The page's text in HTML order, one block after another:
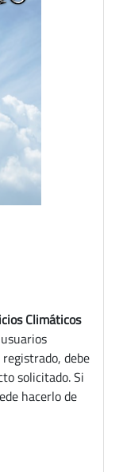
Climáticos
debe
solicitado. Si
hacerlo de